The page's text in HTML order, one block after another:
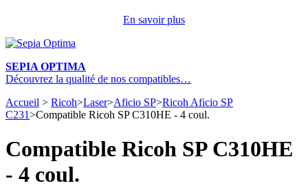
En savoir plus
SEPIA OPTIMA
Découvrez la qualité de nos compatibles…
Accueil > Ricoh>Laser>Aficio SP>Ricoh Aficio SP
C231>Compatible Ricoh SP C310HE - 4 coul.
Compatible Ricoh SP C310HE
- 4 coul.